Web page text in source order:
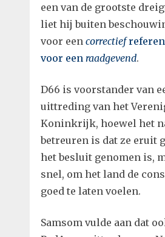
een van de grootste
liet hij buiten
voor een correctief
voor een raadgevend.
D66 is voorstander van
uittreding van het
Koninkrijk, hoewel het
betreuren is dat ze eruit
het besluit genomen is,
snel, om het land de
goed te laten voelen.
Samsom vulde aan dat